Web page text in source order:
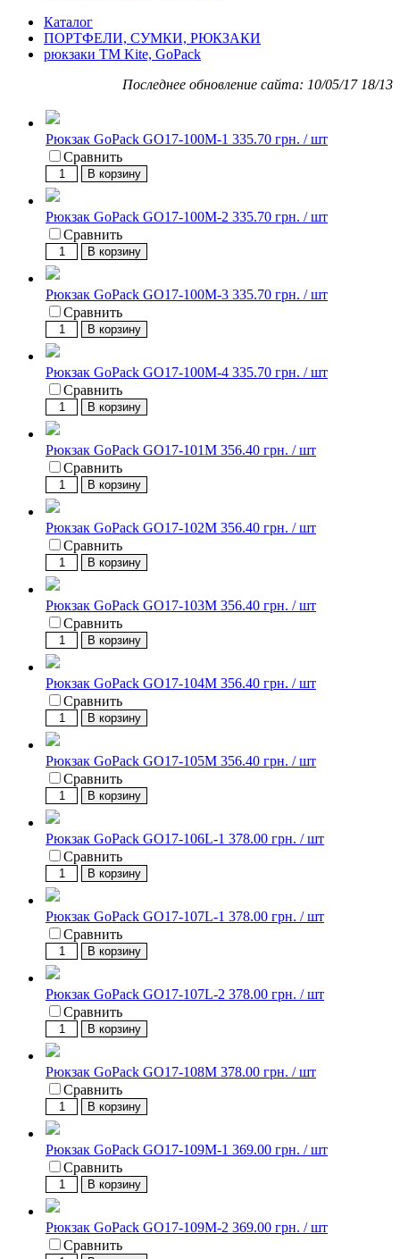
Каталог
ПОРТФЕЛИ, СУМКИ, РЮКЗАКИ
рюкзаки TM Kite, GoPack
Последнее обновление сайта: 10/05/17 18/13
Рюкзак GoPack GO17-100M-1 335.70 грн. / шт
Сравнить
В корзину
Рюкзак GoPack GO17-100M-2 335.70 грн. / шт
Сравнить
В корзину
Рюкзак GoPack GO17-100M-3 335.70 грн. / шт
Сравнить
В корзину
Рюкзак GoPack GO17-100M-4 335.70 грн. / шт
Сравнить
В корзину
Рюкзак GoPack GO17-101M 356.40 грн. / шт
Сравнить
В корзину
Рюкзак GoPack GO17-102M 356.40 грн. / шт
Сравнить
В корзину
Рюкзак GoPack GO17-103M 356.40 грн. / шт
Сравнить
В корзину
Рюкзак GoPack GO17-104M 356.40 грн. / шт
Сравнить
В корзину
Рюкзак GoPack GO17-105M 356.40 грн. / шт
Сравнить
В корзину
Рюкзак GoPack GO17-106L-1 378.00 грн. / шт
Сравнить
В корзину
Рюкзак GoPack GO17-107L-1 378.00 грн. / шт
Сравнить
В корзину
Рюкзак GoPack GO17-107L-2 378.00 грн. / шт
Сравнить
В корзину
Рюкзак GoPack GO17-108M 378.00 грн. / шт
Сравнить
В корзину
Рюкзак GoPack GO17-109M-1 369.00 грн. / шт
Сравнить
В корзину
Рюкзак GoPack GO17-109M-2 369.00 грн. / шт
Сравнить